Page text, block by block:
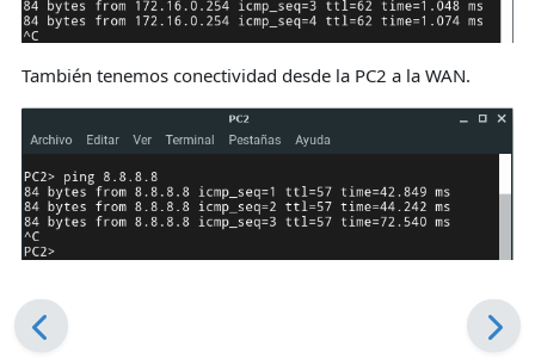
También tenemos conectividad desde la PC2 a la WAN.